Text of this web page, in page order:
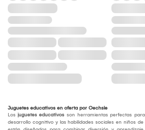
Juguetes educativos en oferta por Oechsle
Los juguetes educativos son herramientas perfectas
desarrollo cognitivo y las habilidades sociales en niños